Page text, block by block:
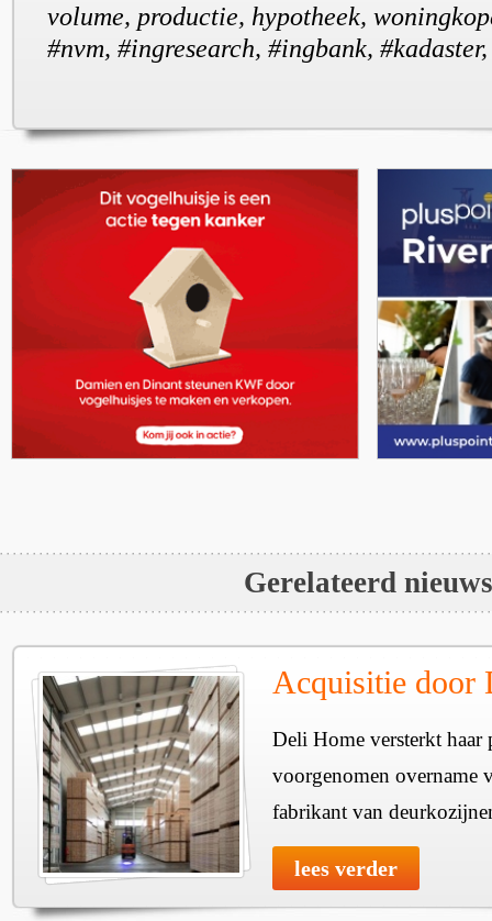
volume, productie, hypotheek,
#nvm, #ingresearch, #ingbank,
Gerelateerd nieuws
Acquisitie door
Deli Home versterkt haar
voorgenomen overname
fabrikant van
lees verder